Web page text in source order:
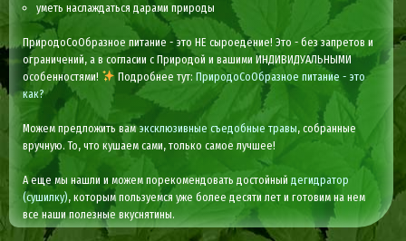
уметь наслаждаться дарами природы
ПриродоСоОбразное питание - это НЕ сыроедение! Это - без запретов и
ограничений, а в согласии с Природой и вашими ИНДИВИДУАЛЬНЫМИ
особенностями!
Подробнее тут: ПриродоСоОбразное питание - это
как?
Можем предложить вамэксклюзивные съедобные травы, собранные
вручную. То, что кушаем сами, только самое лучшее!
А еще мы нашли и можем порекомендовать достойныйдегидратор
(сушилку), которым пользуемся уже более десяти лет и готовим на нем
все наши полезные вкуснятины.